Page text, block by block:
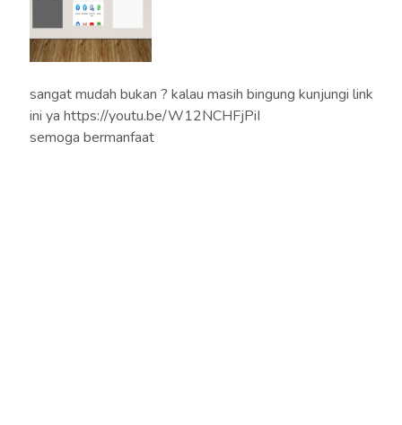
sangat mudah bukan ? kalau masih bingung kunjungi link
ini ya https://youtu.be/W12NCHFjPiI
semoga bermanfaat